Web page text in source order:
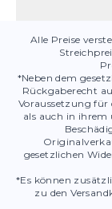
Alle Preise
*Neben dem
Rückgaberecht
Voraussetzung für
als auch in
gesetzlichen
*Es können
zu den